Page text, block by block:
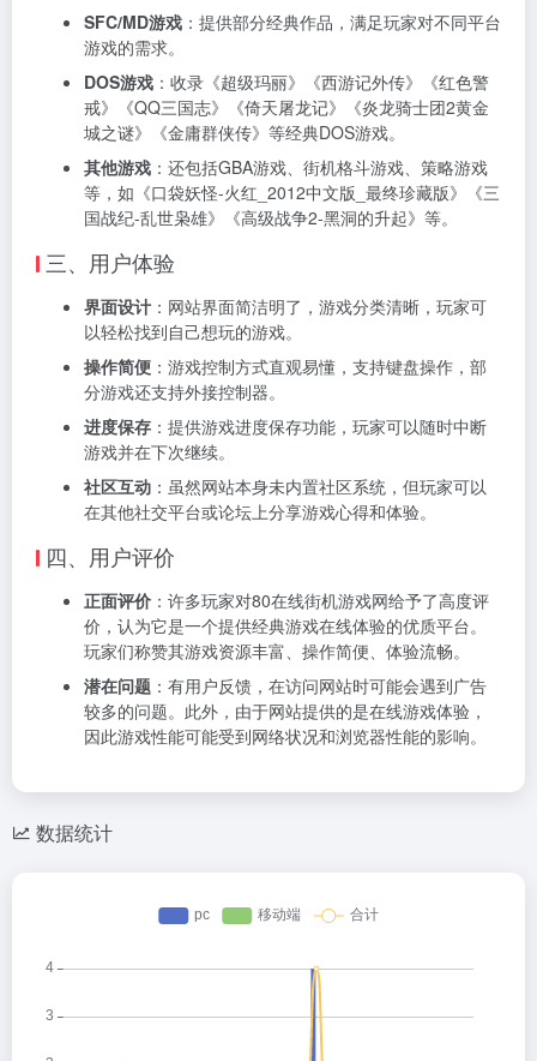
SFC/MD游戏 ：提供部分经典作品，满足玩家对不同平台
游戏的需求。
DOS游戏 ：收录《超级玛丽》《西游记外传》《红色警
戒》《QQ三国志》《倚天屠龙记》《炎龙骑士团2黄金
城之谜》《金庸群侠传》等经典DOS游戏。
其他游戏 ：还包括GBA游戏、街机格斗游戏、策略游戏
等，如《口袋妖怪-火红_2012中文版_最终珍藏版》《三
国战纪-乱世枭雄》《高级战争2-黑洞的升起》等。
三、用户体验
界面设计 ：网站界面简洁明了，游戏分类清晰，玩家可
以轻松找到自己想玩的游戏。
操作简便 ：游戏控制方式直观易懂，支持键盘操作，部
分游戏还支持外接控制器。
进度保存 ：提供游戏进度保存功能，玩家可以随时中断
游戏并在下次继续。
社区互动 ：虽然网站本身未内置社区系统，但玩家可以
在其他社交平台或论坛上分享游戏心得和体验。
四、用户评价
正面评价 ：许多玩家对80在线街机游戏网给予了高度评
价，认为它是一个提供经典游戏在线体验的优质平台。
玩家们称赞其游戏资源丰富、操作简便、体验流畅。
潜在问题 ：有用户反馈，在访问网站时可能会遇到广告
较多的问题。此外，由于网站提供的是在线游戏体验，
因此游戏性能可能受到网络状况和浏览器性能的影响。
数据统计